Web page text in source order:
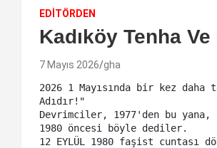
EDİTÖRDEN
Kadıköy Tenha
7 Mayıs 2026 gha
2026 1 Mayısında bir kez
Adıdır!"
Devrimciler, 1977'den bu
1980 öncesi böyle dediler.
12 EYLÜL 1980 faşist cuntası